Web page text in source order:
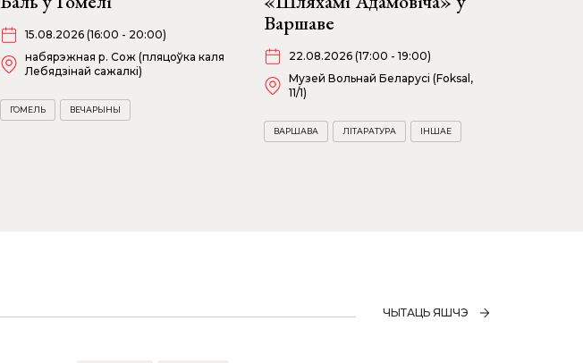
15.08.2026 (16:00 - 20:00)
набярэжная р. Сож (пляцоўка каля
Лебядзінай сажалкі)
ГОМЕЛЬ ВЕЧАРЫНЫ
Варшаве
22.08.2026 (17:00 - 19:00)
Музей Вольнай Беларусі (Foksal,
11/1)
ВАРШАВА ЛІТАРАТУРА ІНШАЕ
ЧЫТАЦЬ ЯШЧЭ